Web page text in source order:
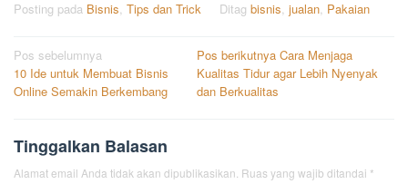
Posting pada Bisnis, Tips dan Trick Ditag bisnis, jualan, Pakaian
Navigasi
pos
Pos sebelumnya
10 Ide untuk Membuat Bisnis
Online Semakin Berkembang
Pos berikutnyaCara Menjaga
Kualitas Tidur agar Lebih Nyenyak
dan Berkualitas
Tinggalkan Balasan
Alamat email Anda tidak akan dipublikasikan. Ruas yang wajib ditandai *